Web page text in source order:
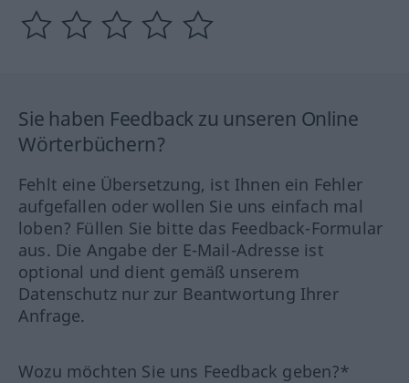
Sie haben Feedback zu unseren Online
Wörterbüchern?
Fehlt eine Übersetzung, ist Ihnen ein Fehler
aufgefallen oder wollen Sie uns einfach mal
loben? Füllen Sie bitte das Feedback-Formular
aus. Die Angabe der E-Mail-Adresse ist
optional und dient gemäß unserem
Datenschutz nur zur Beantwortung Ihrer
Anfrage.
Wozu möchten Sie uns Feedback geben?*